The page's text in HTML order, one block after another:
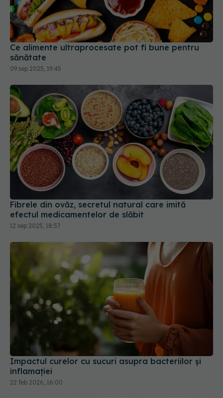
Ce alimente ultraprocesate pot fi bune pentru
sănătate
09 sep 2025, 19:45
Fibrele din ovăz, secretul natural care imită
efectul medicamentelor de slăbit
12 sep 2025, 18:57
Impactul curelor cu sucuri asupra bacteriilor și
22 feb 2026, 16:00